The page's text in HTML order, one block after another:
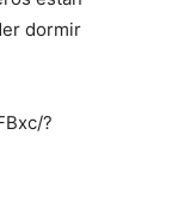
dormir
?